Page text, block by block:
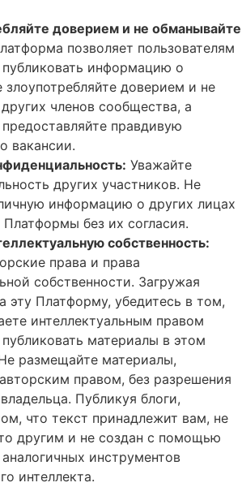
доверием и не обманывайте
позволяет пользователям
информацию о
злоупотребляйте доверием и не
членов сообщества, а
правдивую
вакансии.
: Уважайте
других участников. Не
информацию о других лицах
без их согласия.
собственность:
права и права
собственности. Загружая
эту Платформу, убедитесь в том,
интеллектуальным правом
материалы в этом
размещайте материалы,
правом, без разрешения
Публикуя блоги,
что текст принадлежит вам, не
другим и не создан с помощью
инструментов
интеллекта.